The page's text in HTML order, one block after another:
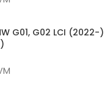
G01, G02 LCI (2022-)